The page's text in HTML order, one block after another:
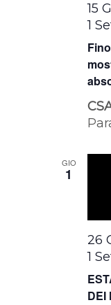
15
1
GIO
1
DEI
26
1